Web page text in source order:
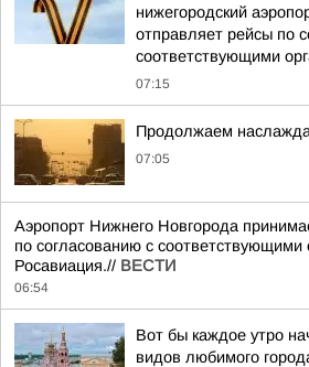
нижегородский
отправляет рейсы по
соответствующими
07:15
Продолжаем
07:05
Аэропорт Нижнего Новгорода
по согласованию с соответствующими
Росавиация.// ВЕСТИ
06:54
Вот бы каждое утро
видов любимого